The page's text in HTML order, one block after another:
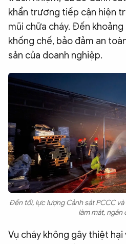
khẩn trương tiếp cận hiện
mũi chữa cháy. Đến
khống chế, bảo đảm an
sản của doanh nghiệp.
Đến tối, lực lượng Cảnh sát PCCC
làm mát, ngăn
Vụ cháy không gây thiệt